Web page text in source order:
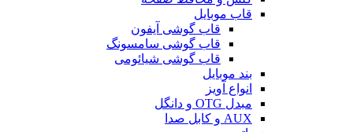
قاب موبایل
قاب گوشی آیفون
قاب گوشی سامسونگ
قاب گوشی شیائومی
بند موبایل
انواع آویز
مبدل OTG و دانگل
AUX و کابل صدا